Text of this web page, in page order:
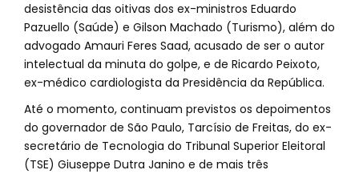
desistência das oitivas dos ex-ministros Eduardo
Pazuello (Saúde) e Gilson Machado (Turismo), além do
advogado Amauri Feres Saad, acusado de ser o autor
intelectual da minuta do golpe, e de Ricardo Peixoto,
ex-médico cardiologista da Presidência da República.
Até o momento, continuam previstos os depoimentos
do governador de São Paulo, Tarcísio de Freitas, do ex-
secretário de Tecnologia do Tribunal Superior Eleitoral
(TSE) Giuseppe Dutra Janino e de mais três